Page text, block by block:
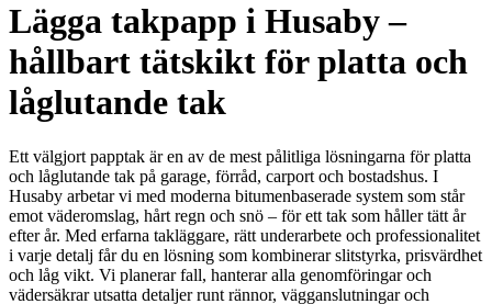
Lägga takpapp i Husaby –
hållbart tätskikt för platta och
låglutande tak
Ett välgjort papptak är en av de mest pålitliga lösningarna för platta
och låglutande tak på garage, förråd, carport och bostadshus. I
Husaby arbetar vi med moderna bitumenbaserade system som står
emot väderomslag, hårt regn och snö – för ett tak som håller tätt år
efter år. Med erfarna takläggare, rätt underarbete och professionalitet
i varje detalj får du en lösning som kombinerar slitstyrka, prisvärdhet
och låg vikt. Vi planerar fall, hanterar alla genomföringar och
vädersäkrar utsatta detaljer runt rännor, vägganslutningar och